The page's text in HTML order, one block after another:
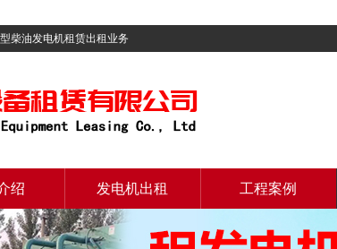
柴油发电机租赁出租业务
绍 发电机出租 工程案例